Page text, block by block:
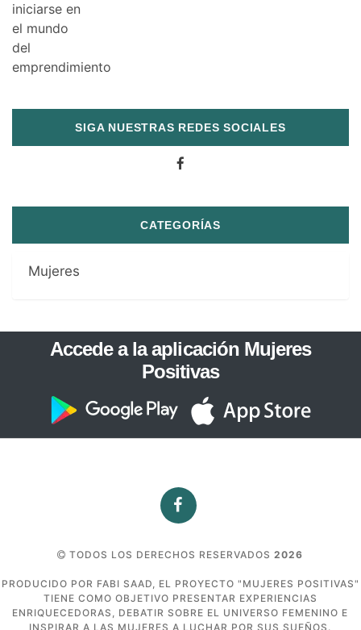
SIGA NUESTRAS REDES SOCIALES
CATEGORÍAS
Mujeres
Accede a la aplicación Mujeres
Positivas
TODOS LOS DERECHOS RESERVADOS2026
PRODUCIDO POR FABI SAAD, EL PROYECTO "MUJERES POSITIVAS"
TIENE COMO OBJETIVO PRESENTAR EXPERIENCIAS
ENRIQUECEDORAS, DEBATIR SOBRE EL UNIVERSO FEMENINO E
INSPIRAR A LAS MUJERES A LUCHAR POR SUS SUEÑOS.